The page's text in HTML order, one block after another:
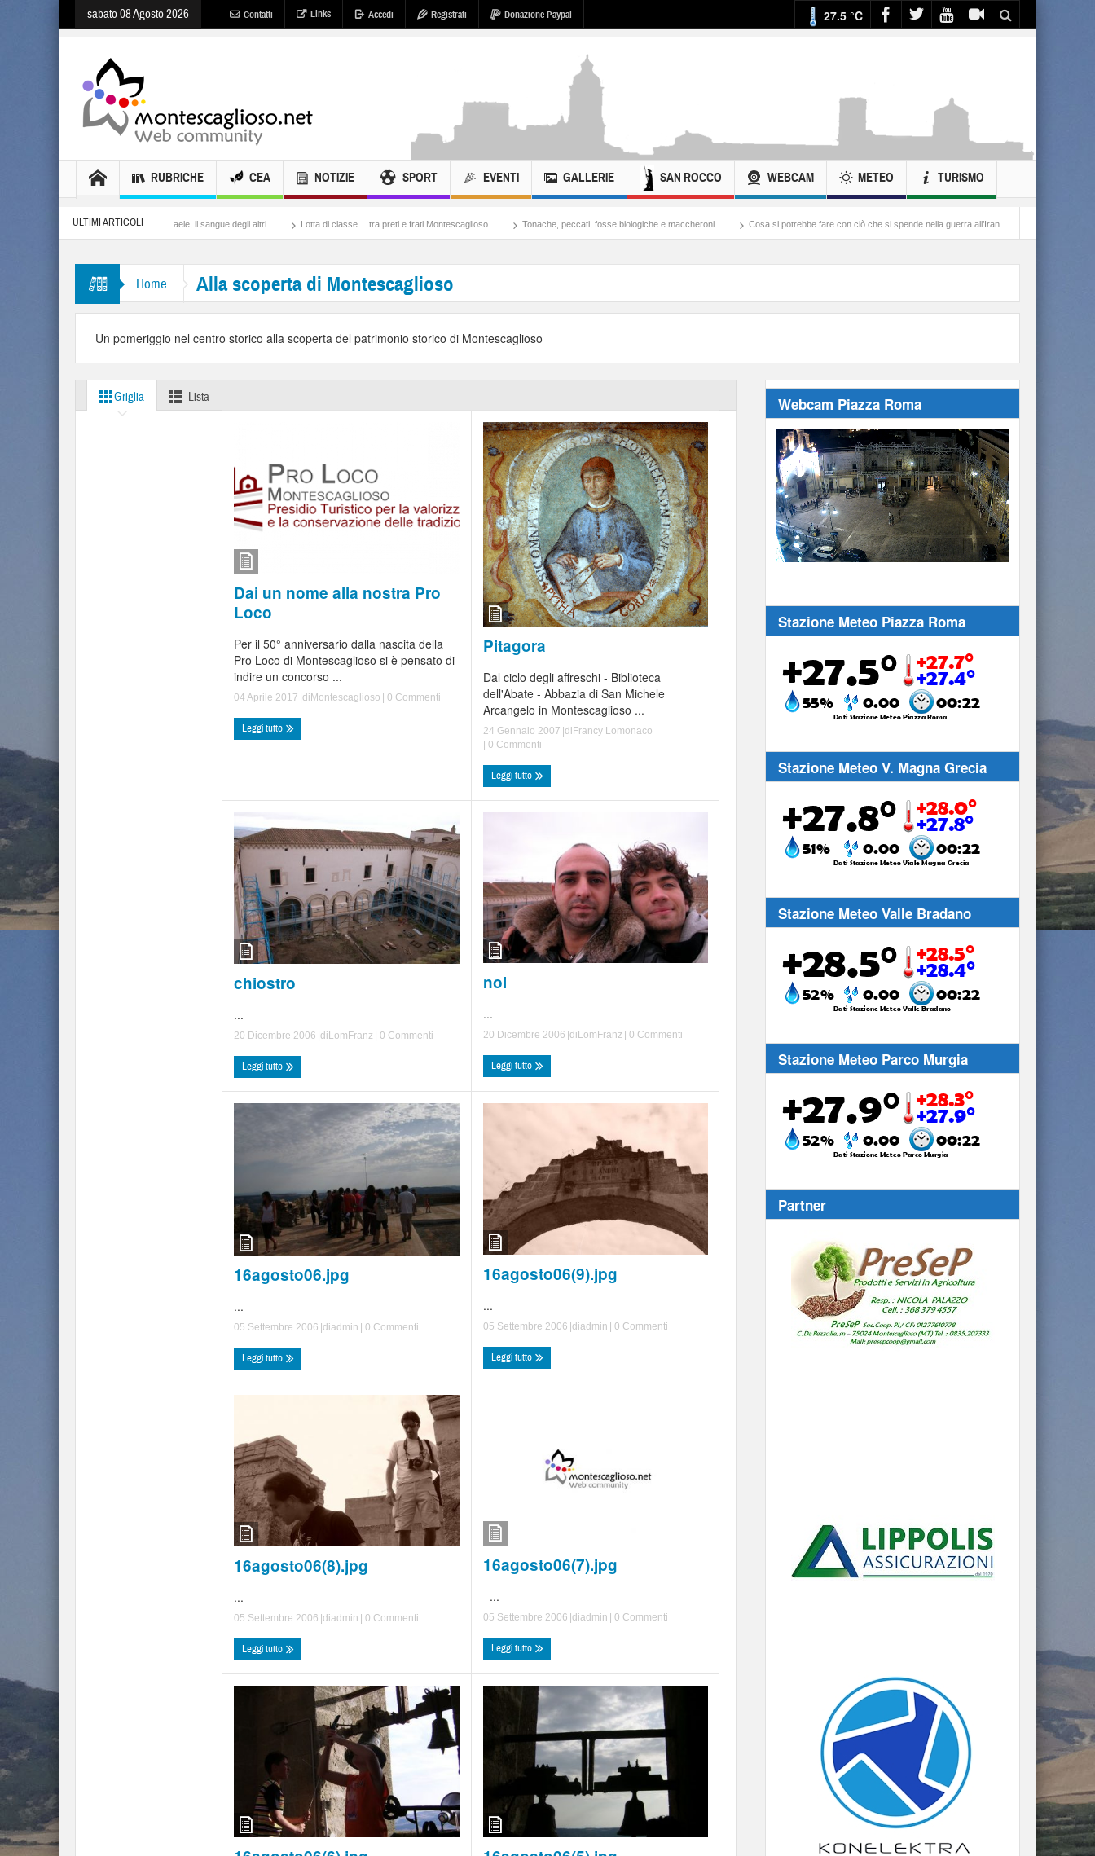
sabato 08 Agosto 2026 Contatti Links Accedi Registrati Donazione Paypal 27.5 °C
RUBRICHE CEA NOTIZIE SPORT EVENTI GALLERIE SAN ROCCO WEBCAM METEO TURISMO
ULTIMI ARTICOLI
Israele, il sangue degli altri Lotta di classe… tra preti e frati Montescaglioso Tonache, peccati, fosse biologiche e maccheroni Cosa si potrebbe fare con ciò che si spende nella guerra all’Iran Balordi e “andatura patriarcale”
Home Alla scoperta di Montescaglioso
Un pomeriggio nel centro storico alla scoperta del patrimonio storico di Montescaglioso
Griglia Lista
Dai un nome alla nostra Pro
Loco
Per il 50° anniversario dalla nascita della
Pro Loco di Montescaglioso si è pensato di
indire un concorso ...
04 Aprile 2017 |di Montescaglioso 0 Commenti
Leggi tutto
Pitagora
Dal ciclo degli affreschi - Biblioteca
dell'Abate - Abbazia di San Michele
Arcangelo in Montescaglioso ...
24 Gennaio 2007 |diFrancy Lomonaco
| 0 Commenti
Leggi tutto
chiostro
...
20 Dicembre 2006 |di LomFranz 0 Commenti
Leggi tutto
noi
...
20 Dicembre 2006 |di LomFranz 0 Commenti
Leggi tutto
16agosto06.jpg
...
05 Settembre 2006 |diadmin | 0 Commenti
Leggi tutto
16agosto06(9).jpg
...
05 Settembre 2006 |diadmin | 0 Commenti
Leggi tutto
16agosto06(8).jpg
...
05 Settembre 2006 |diadmin 0 Commenti
Leggi tutto
16agosto06(7).jpg
...
05 Settembre 2006 |diadmin 0 Commenti
Leggi tutto
Webcam Piazza Roma
UnmuteStream
Stazione Meteo Piazza Roma
Stazione Meteo V. Magna Grecia
Stazione Meteo Valle Bradano
Stazione Meteo Parco Murgia
Partner